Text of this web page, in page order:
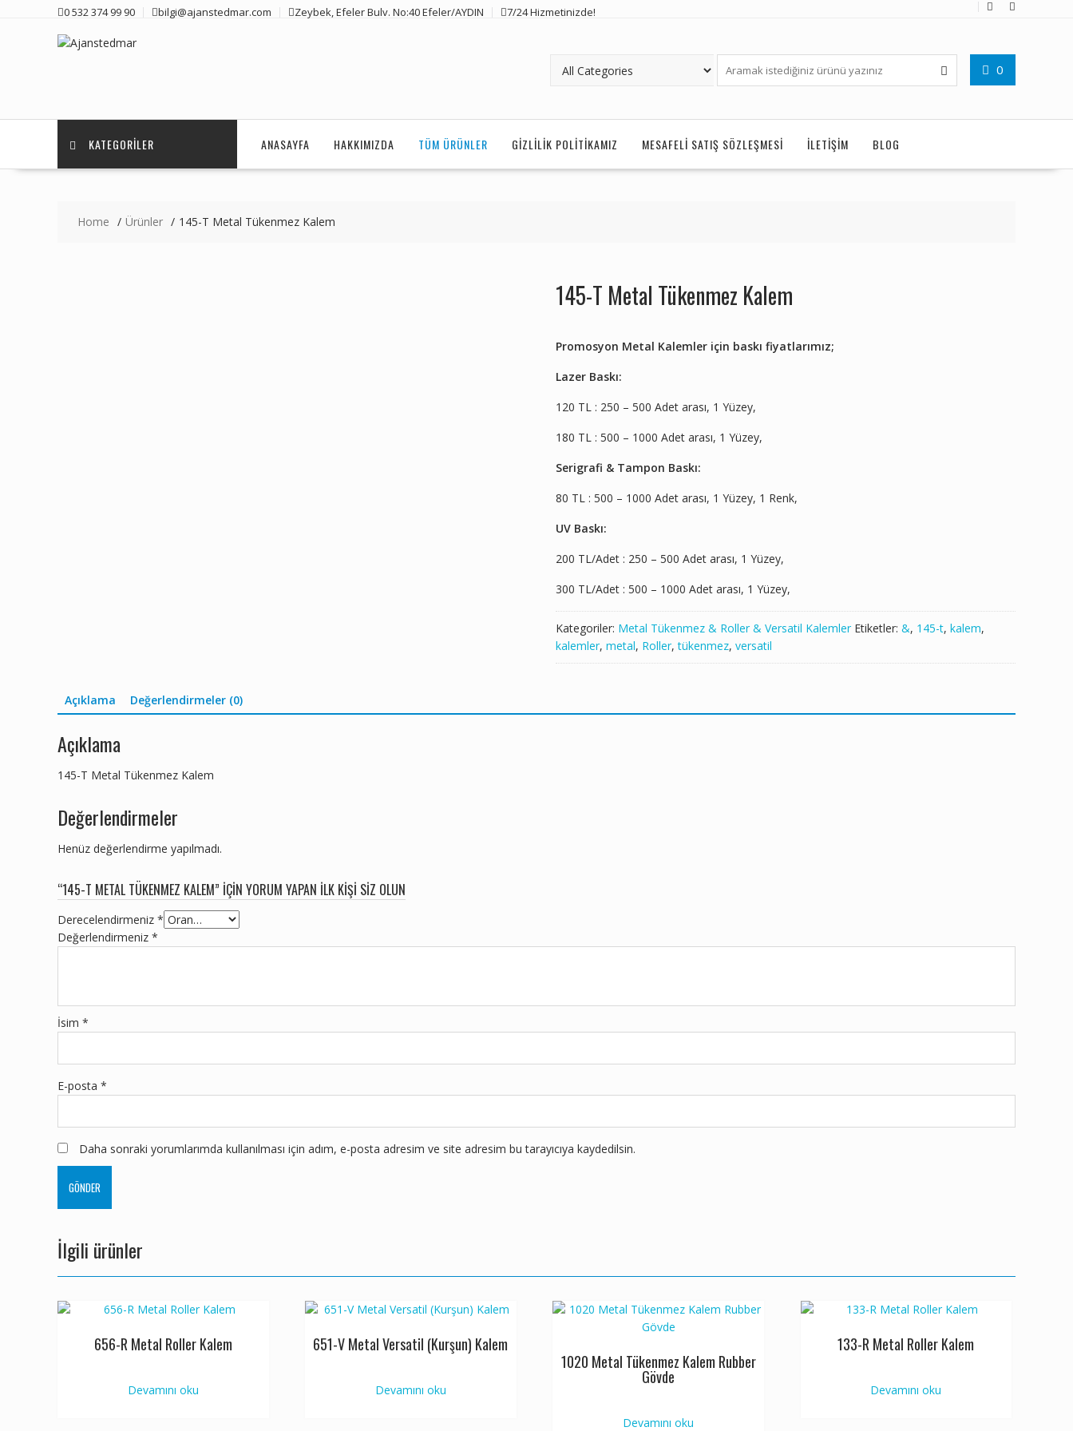
0 532 374 99 90 bilgi@ajanstedmar.com Zeybek, Efeler Bulv. No:40 Efeler/AYDIN 7/24 Hizmetinizde!
0
KATEGORILER ANASAYFA HAKKIMIZDA TÜM ÜRÜNLER GIZLILIK POLITIKAMIZ MESAFELI SATIŞ SÖZLEŞMESI İLETIŞIM BLOG
Home Ürünler 145-T Metal Tükenmez Kalem
145-T Metal Tükenmez Kalem
Promosyon Metal Kalemler için baskı fiyatlarımız;
Lazer Baskı:
120 TL : 250 – 500 Adet arası, 1 Yüzey,
180 TL : 500 – 1000 Adet arası, 1 Yüzey,
Serigrafi & Tampon Baskı:
80 TL : 500 – 1000 Adet arası, 1 Yüzey, 1 Renk,
UV Baskı:
200 TL/Adet : 250 – 500 Adet arası, 1 Yüzey,
300 TL/Adet : 500 – 1000 Adet arası, 1 Yüzey,
Kategoriler: Metal Tükenmez & Roller & Versatil Kalemler Etiketler: &, 145-t, kalem,
kalemler, metal, Roller,tükenmez, versatil
Açıklama Değerlendirmeler (0)
Açıklama
145-T Metal Tükenmez Kalem
Değerlendirmeler
Henüz değerlendirme yapılmadı.
“145-T METAL TÜKENMEZ KALEM” IÇIN YORUM YAPAN ILK KIŞI SIZ OLUN
Derecelendirmeniz *
Değerlendirmeniz *
İsim *
E-posta *
Daha sonraki yorumlarımda kullanılması için adım, e-posta adresim ve site adresim bu tarayıcıya kaydedilsin.
İlgili ürünler
656-R Metal Roller Kalem
Devamını oku
651-V Metal Versatil (Kurşun) Kalem
Devamını oku
1020 Metal Tükenmez Kalem Rubber
Gövde
Devamını oku
133-R Metal Roller Kalem
Devamını oku